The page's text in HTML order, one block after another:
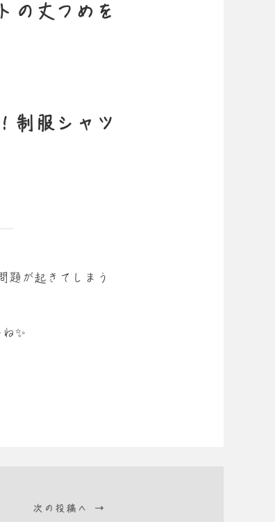
の丈つめを
制服シャツ
題が起きてしまう
✨
次の投稿へ →